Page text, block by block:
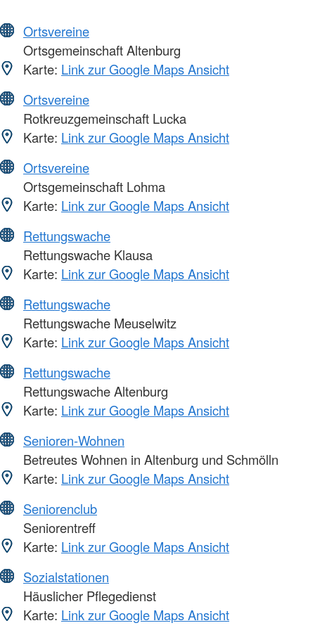
Ortsvereine
Ortsgemeinschaft Altenburg
Karte: Link zur Google Maps Ansicht
Ortsvereine
Rotkreuzgemeinschaft Lucka
Karte: Link zur Google Maps Ansicht
Ortsvereine
Ortsgemeinschaft Lohma
Karte: Link zur Google Maps Ansicht
Rettungswache
Rettungswache Klausa
Karte: Link zur Google Maps Ansicht
Rettungswache
Rettungswache Meuselwitz
Karte: Link zur Google Maps Ansicht
Rettungswache
Rettungswache Altenburg
Karte: Link zur Google Maps Ansicht
Senioren-Wohnen
Betreutes Wohnen in Altenburg und Schmölln
Karte: Link zur Google Maps Ansicht
Seniorenclub
Seniorentreff
Karte: Link zur Google Maps Ansicht
Sozialstationen
Häuslicher Pflegedienst
Karte: Link zur Google Maps Ansicht